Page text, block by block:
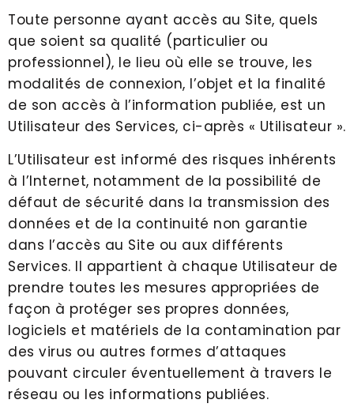
Toute personne ayant accès au Site, quels
que soient sa qualité (particulier ou
professionnel), le lieu où elle se trouve, les
modalités de connexion, l’objet et la finalité
de son accès à l’information publiée, est un
Utilisateur des Services, ci-après « Utilisateur ».
L’Utilisateur est informé des risques inhérents
à l’Internet, notamment de la possibilité de
défaut de sécurité dans la transmission des
données et de la continuité non garantie
dans l’accès au Site ou aux différents
Services. Il appartient à chaque Utilisateur de
prendre toutes les mesures appropriées de
façon à protéger ses propres données,
logiciels et matériels de la contamination par
des virus ou autres formes d’attaques
pouvant circuler éventuellement à travers le
réseau ou les informations publiées.